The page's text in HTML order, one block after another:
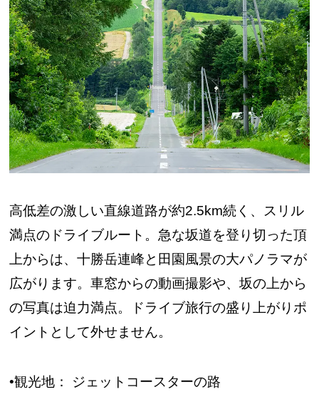
高低差の激しい直線道路が約2.5km続く、スリル
満点のドライブルート。急な坂道を登り切った頂
上からは、十勝岳連峰と田園風景の大パノラマが
広がります。車窓からの動画撮影や、坂の上から
の写真は迫力満点。ドライブ旅行の盛り上がりポ
イントとして外せません。
•観光地： ジェットコースターの路